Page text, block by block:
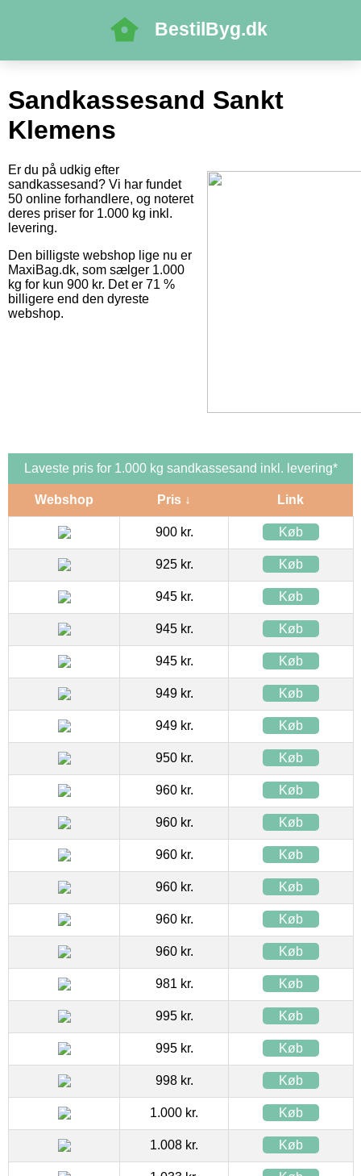
BestilByg.dk
Sandkassesand Sankt
Klemens
Er du på udkig efter
sandkassesand? Vi har fundet
50 online forhandlere, og noteret
deres priser for 1.000 kg inkl.
levering.
Den billigste webshop lige nu er
MaxiBag.dk, som sælger 1.000
kg for kun 900 kr. Det er 71 %
billigere end den dyreste
webshop.
Laveste pris for 1.000 kg sandkassesand inkl. levering*
Webshop Pris ↓ Link
900 kr. Køb
925 kr. Køb
945 kr. Køb
945 kr. Køb
945 kr. Køb
949 kr. Køb
949 kr. Køb
950 kr. Køb
960 kr. Køb
960 kr. Køb
960 kr. Køb
960 kr. Køb
960 kr. Køb
960 kr. Køb
981 kr. Køb
995 kr. Køb
995 kr. Køb
998 kr. Køb
1.000 kr. Køb
1.008 kr. Køb